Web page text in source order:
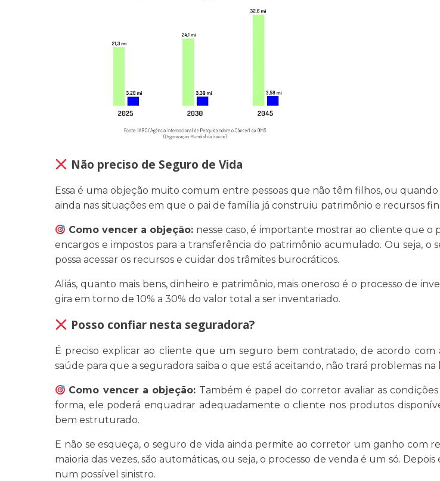
Não preciso de Seguro de Vida
Essa é uma objeção muito comum entre pessoas que não têm filhos, ou
ainda nas situações em que o pai de família já construiu patrimônio e recursos
Como vencer a objeção: nesse caso, é importante mostrar ao cliente que o
encargos e impostos para a transferência do patrimônio acumulado. Ou seja,
possa acessar os recursos e cuidar dos trâmites burocráticos.
Aliás, quanto mais bens, dinheiro e patrimônio, mais oneroso é o processo de
gira em torno de 10% a 30% do valor total a ser inventariado.
Posso confiar nesta seguradora?
É preciso explicar ao cliente que um seguro bem contratado, de acordo com
saúde para que a seguradora saiba o que está aceitando, não trará problemas na
Como vencer a objeção: Também é papel do corretor avaliar as
forma, ele poderá enquadrar adequadamente o cliente nos produtos
bem estruturado.
E não se esqueça, o seguro de vida ainda permite ao corretor um ganho com
maioria das vezes, são automáticas, ou seja, o processo de venda é um só.
num possível sinistro.